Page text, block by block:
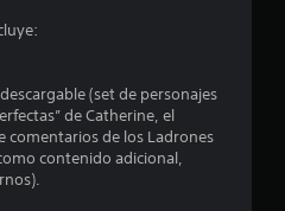
(set de personajes
de Catherine, el
comentarios de los Ladrones
contenido adicional,